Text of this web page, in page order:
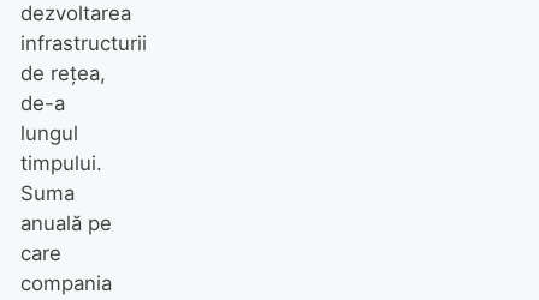
dezvoltarea
infrastructurii
de rețea,
de-a
lungul
timpului.
Suma
anuală pe
care
compania